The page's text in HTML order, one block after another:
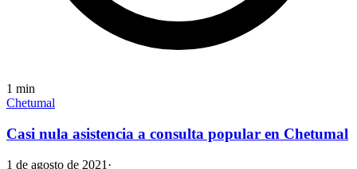
1 min
Chetumal
Casi nula asistencia a consulta popular en Chetumal
1 de agosto de 2021 ·